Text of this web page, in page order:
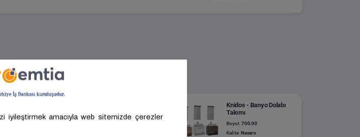
Takımı
Knidos - Banyo Dolabı
Takımı
Boyut 700.00
Kalite Navaro